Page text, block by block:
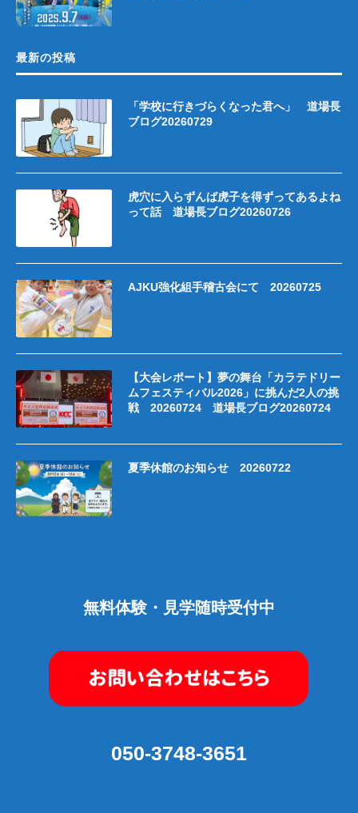
最新の投稿
「学校に行きづらくなった君へ」 道場長
ブログ20260729
虎穴に入らずんば虎子を得ずってあるよね
って話 道場長ブログ20260726
AJKU強化組手稽古会にて 20260725
【大会レポート】夢の舞台「カラテドリー
ムフェスティバル2026」に挑んだ2人の挑
戦 20260724 道場長ブログ20260724
夏季休館のお知らせ 20260722
無料体験・見学随時受付中
050-3748-3651